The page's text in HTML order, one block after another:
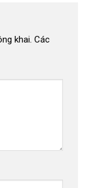
khai. Các